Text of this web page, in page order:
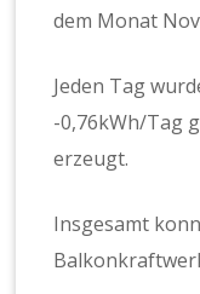
dem Monat
Jeden Tag
-0,76kWh/Tag
erzeugt.
Insgesamt